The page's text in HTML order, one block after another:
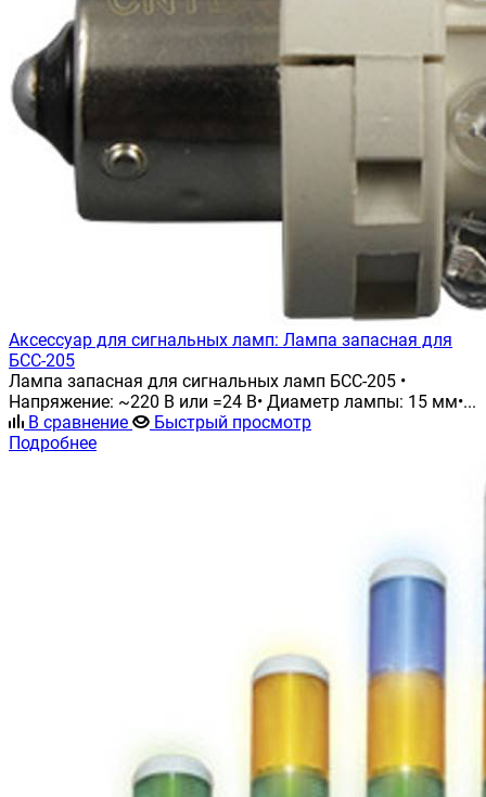
Аксессуар для сигнальных ламп: Лампа запасная для
БСС-205
Лампа запасная для сигнальных ламп БСС-205 •
Напряжение: ~220 В или =24 В• Диаметр лампы: 15 мм•...
В сравнение
Быстрый просмотр
Подробнее